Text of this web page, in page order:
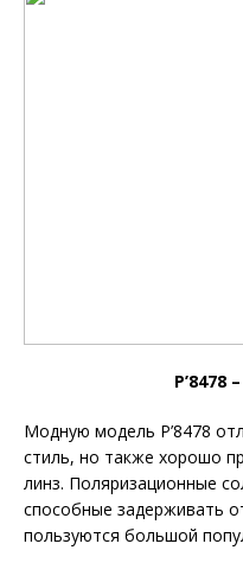
P’8478
Модную модель P’8478
стиль, но также хорошо
линз. Поляризационные
способные задерживать
пользуются большой